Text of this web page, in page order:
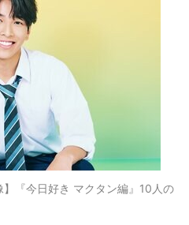
】『今日好き マクタン編』10人の